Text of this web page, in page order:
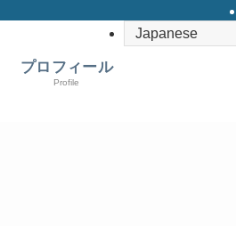
プロフィール
Profile